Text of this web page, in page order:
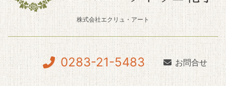
株式会社エクリュ・アート
0283-21-5483 お問合せ